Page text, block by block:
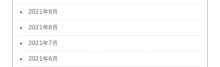
2021年9月
2021年8月
2021年7月
2021年6月